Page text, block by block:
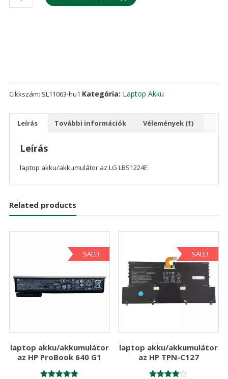
akku/akkumulátor
Cikkszám: SL11063-hu1 Kategória: Laptop Akku
Leírás További információk Vélemények (1)
Leírás
laptop akku/akkumulátor az LG LBS1224E
Related products
SALE!
laptop akku/akkumulátor
az HP ProBook 640 G1
SALE!
laptop akku/akkumulátor
az HP TPN-C127